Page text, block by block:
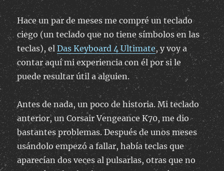
Hace un par de meses me compré un teclado
ciego (un teclado que no tiene símbolos en las
teclas), elDas Keyboard 4 Ultimate, y voy a
contar aquí mi experiencia con él por si le
puede resultar útil a alguien.
Antes de nada, un poco de historia. Mi teclado
anterior, un Corsair Vengeance K70, me dio
bastantes problemas. Después de unos meses
usándolo empezó a fallar, había teclas que
aparecían dos veces al pulsarlas, otras que no